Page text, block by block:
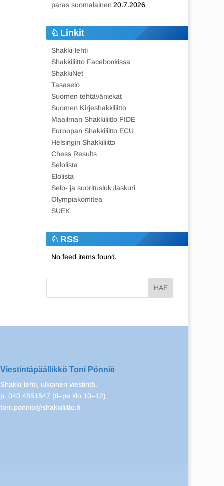
paras suomalainen 20.7.2026
Linkit
Shakki-lehti
Shakkiliitto Facebookissa
ShakkiNet
Tasaselo
Suomen tehtäväniekat
Suomen Kirjeshakkiliitto
Maailman Shakkiliitto FIDE
Euroopan Shakkiliitto ECU
Helsingin Shakkiliitto
Chess Results
Selolista
Elolista
Selo- ja suorituslukulaskuri
Olympiakomitea
SUEK
RSS
No feed items found.
Viestintäpäällikkö Toni Pönniö
Shakki-lehti, ulkoinen viestintä.
p. 040 4851547 (ti–pe klo 10–12)
toni.ponnio@shakkiliitto.fi